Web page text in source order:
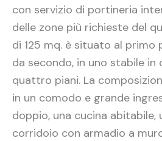
con servizio di portineria
delle zone più richieste del
di 125 mq. è situato al primo
da secondo, in uno stabile in
quattro piani. La
in un comodo e grande
doppio, una cucina abitabile,
corridoio con armadio a